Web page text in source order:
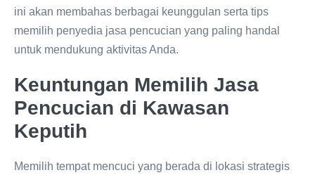
ini akan membahas berbagai keunggulan serta tips
memilih penyedia jasa pencucian yang paling handal
untuk mendukung aktivitas Anda.
Keuntungan Memilih Jasa
Pencucian di Kawasan
Keputih
Memilih tempat mencuci yang berada di lokasi strategis